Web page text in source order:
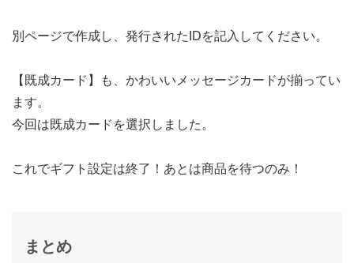
別ページで作成し、発行されたIDを記入してください。
【既成カード】も、かわいいメッセージカードが揃ってい
ます。
今回は既成カードを選択しました。
これでギフト設定は終了！あとは商品を待つのみ！
まとめ